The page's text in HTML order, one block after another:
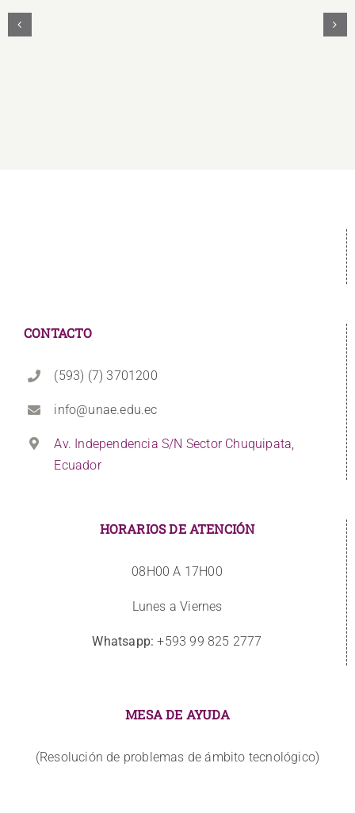
CONTACTO
(593) (7) 3701200
info@unae.edu.ec
Av. Independencia S/N Sector Chuquipata,
Ecuador
HORARIOS DE ATENCIÓN
08H00 A 17H00
Lunes a Viernes
Whatsapp: +593 99 825 2777
MESA DE AYUDA
(Resolución de problemas de ámbito tecnológico)